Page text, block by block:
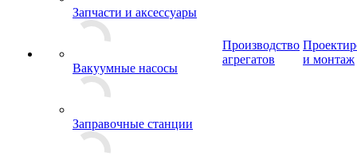
Запчасти и аксессуары
Вакуумные насосы
Заправочные станции
Производство
агрегатов
и монтаж